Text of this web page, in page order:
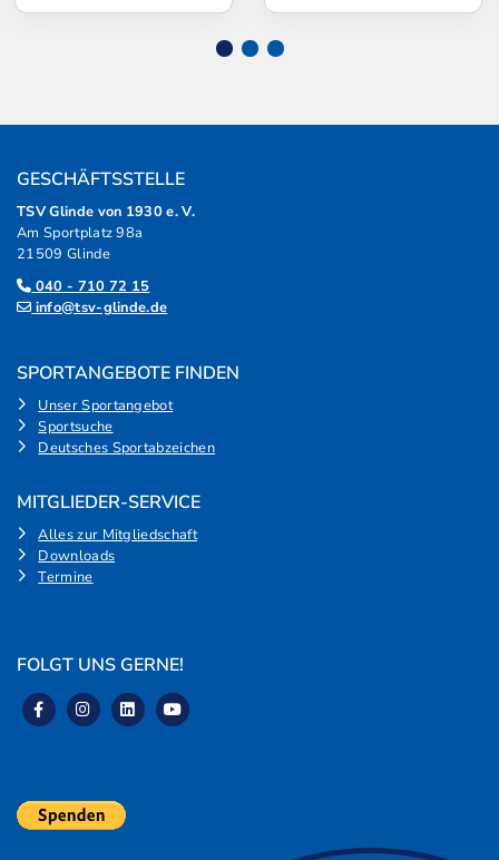
GESCHÄFTSSTELLE
TSV Glinde von 1930 e. V.
Am Sportplatz 98a
21509 Glinde
040 - 710 72 15
info@tsv-glinde.de
SPORTANGEBOTE FINDEN
Unser Sportangebot
Sportsuche
Deutsches Sportabzeichen
MITGLIEDER-SERVICE
Alles zur Mitgliedschaft
Downloads
Termine
FOLGT UNS GERNE!